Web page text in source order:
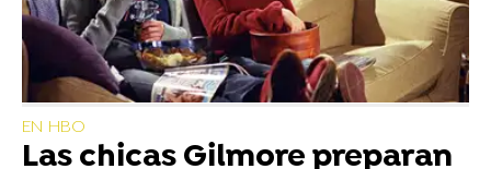
EN HBO
Las chicas Gilmore preparan